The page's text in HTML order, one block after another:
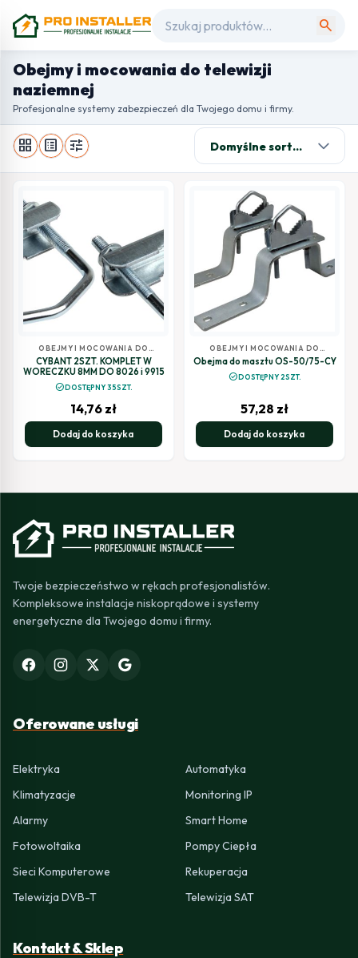
search
Obejmy i mocowania do telewizji
naziemnej
Profesjonalne systemy zabezpieczeń dla Twojego domu i firmy.
grid_view list_alt tune
OBEJMY I MOCOWANIA DO
TELEWIZJI NAZIEMNEJ
CYBANT 2SZT. KOMPLET W
WORECZKU 8MM DO 8026 i 9915
check_circleDOSTĘPNY 35SZT.
14,76 zł
Dodaj do koszyka
OBEJMY I MOCOWANIA DO
TELEWIZJI NAZIEMNEJ
Obejma do masztu OS-50/75-CY
check_circleDOSTĘPNY 2SZT.
57,28 zł
Dodaj do koszyka
Twoje bezpieczeństwo w rękach profesjonalistów.
Kompleksowe instalacje niskoprądowe i systemy
energetyczne dla Twojego domu i firmy.
Oferowane usługi
Elektryka
Automatyka
Klimatyzacje
Monitoring IP
Alarmy
Smart Home
Fotowoltaika
Pompy Ciepła
Sieci Komputerowe
Rekuperacja
Telewizja DVB-T
Telewizja SAT
Kontakt & Sklep